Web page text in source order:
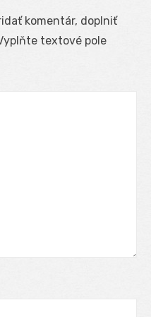
komentár, doplniť
textové pole